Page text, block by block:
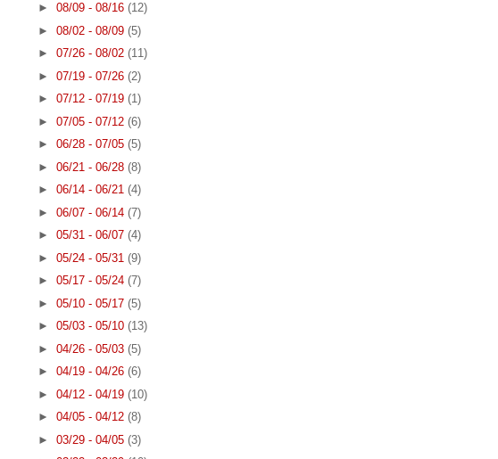
► 08/09 - 08/16 (12)
► 08/02 - 08/09 (5)
► 07/26 - 08/02 (11)
► 07/19 - 07/26 (2)
► 07/12 - 07/19 (1)
► 07/05 - 07/12 (6)
► 06/28 - 07/05 (5)
► 06/21 - 06/28 (8)
► 06/14 - 06/21 (4)
► 06/07 - 06/14 (7)
► 05/31 - 06/07 (4)
► 05/24 - 05/31 (9)
► 05/17 - 05/24 (7)
► 05/10 - 05/17 (5)
► 05/03 - 05/10 (13)
► 04/26 - 05/03 (5)
► 04/19 - 04/26 (6)
► 04/12 - 04/19 (10)
► 04/05 - 04/12 (8)
► 03/29 - 04/05 (3)